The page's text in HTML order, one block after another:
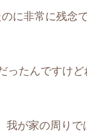
に非常に残念で
ったんですけど
が家の周り